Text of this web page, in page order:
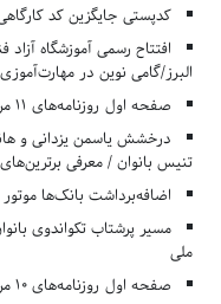
کدپستی جایگزین کد
افتتاح رسمی آموزشگاه
البرز/گامی نوین در
صفحه اول روزنامه‌های 11 مرداد 1405
درخشش یاسمن یزدانی و
تنیس بانوان / معرفی
اضافه‌برداشت بانک‌ها
مسیر پرشتاب تکواندوی
ملی
صفحه اول روزنامه‌های 10 مرداد 1405